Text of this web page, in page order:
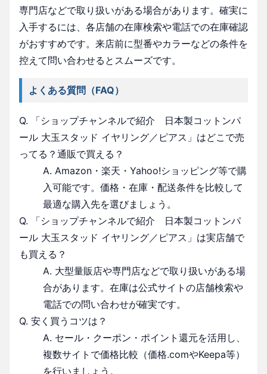
専門店などで取り扱いがある場合があります。確実に
入手するには、各店舗の在庫検索や電話での在庫確認
がおすすめです。来店前に型番やカラーなどの条件を
控えて問い合わせるとスムーズです。
よくある質問（FAQ）
Q. 「ショップチャンネルで紹介 日本製コットンパ
ール 大玉スタッド イヤリング／ピアス」はどこで売
ってる？通販で買える？
A. Amazon・楽天・Yahoo!ショッピング等で購
入可能です。価格・在庫・配送条件を比較して
最適な購入先を選びましょう。
Q. 「ショップチャンネルで紹介 日本製コットンパ
ール 大玉スタッド イヤリング／ピアス」は実店舗で
も買える？
A. 大型量販店や専門店などで取り扱いがある場
合があります。在庫は公式サイトの店舗検索や
電話での問い合わせが確実です。
Q. 安く買うコツは？
A. セール・クーポン・ポイント還元を活用し、
複数サイトで価格比較（価格.comやKeepa等）
を行いましょう。